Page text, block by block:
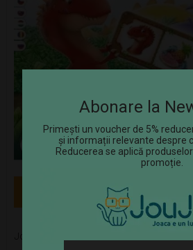
Abonare la
Primești un voucher de 5%
și informații relevante despre
Reducerea se aplică
promoție.